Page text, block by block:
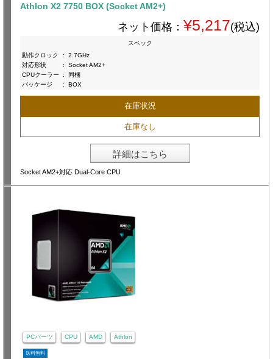
Athlon X2 7750 BOX (Socket AM2+)
ネット価格： ¥5,217(税込)
スペック
動作クロック
:
2.7GHz
対応形状
:
Socket AM2+
CPUクーラー
:
同梱
パッケージ
: BOX
在庫状況
在庫なし
詳細はこちら
Socket AM2+対応 Dual-Core CPU
PCパーツ CPU AMD Athlon
送料無料